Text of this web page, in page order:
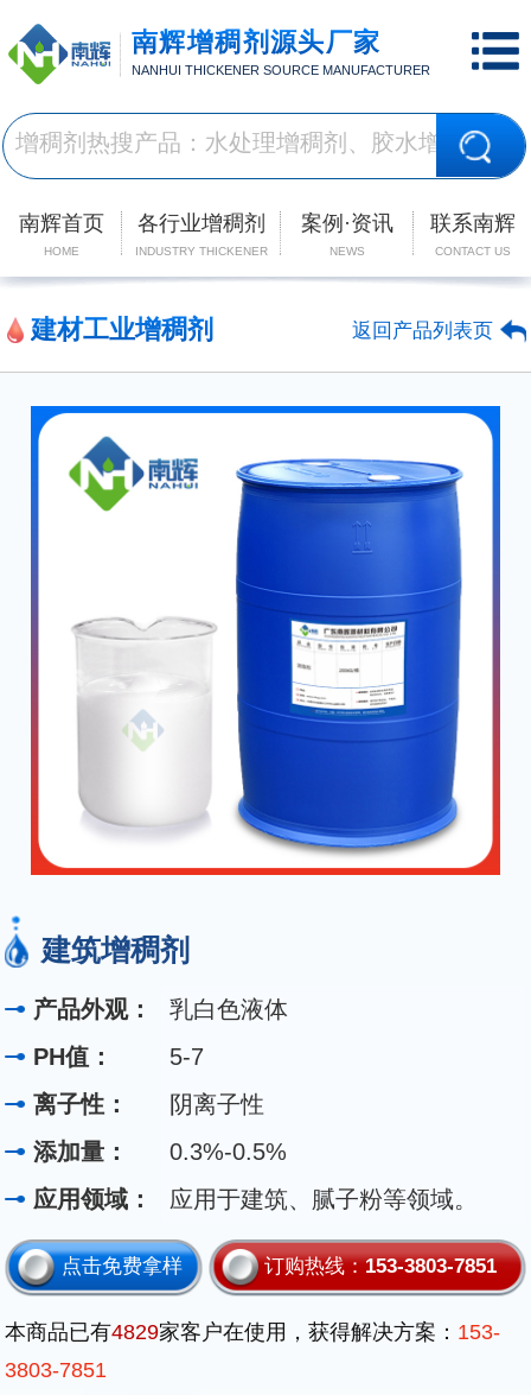
南辉增稠剂源头厂家
NANHUI THICKENER SOURCE MANUFACTURER
南辉首页
HOME
各行业增稠剂
INDUSTRY THICKENER
案例·资讯
NEWS
联系南辉
CONTACT US
建材工业增稠剂 返回产品列表页
建筑增稠剂
产品外观：
乳白色液体
PH值：
5-7
离子性：
阴离子性
添加量：
0.3%-0.5%
应用领域：
应用于建筑、腻子粉等领域。
点击免费拿样 订购热线：153-3803-7851
本商品已有4829家客户在使用，获得解决方案： 153-
3803-7851